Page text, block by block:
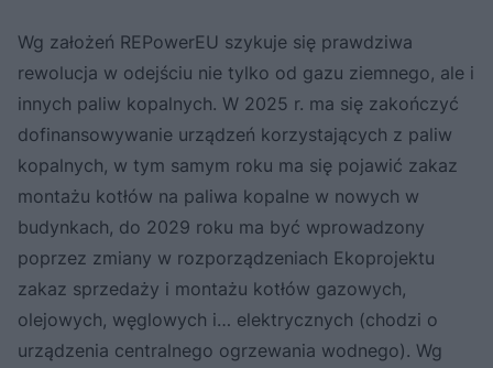
Wg założeń REPowerEU szykuje się prawdziwa
rewolucja w odejściu nie tylko od gazu ziemnego, ale i
innych paliw kopalnych. W 2025 r. ma się zakończyć
dofinansowywanie urządzeń korzystających z paliw
kopalnych, w tym samym roku ma się pojawić zakaz
montażu kotłów na paliwa kopalne w nowych w
budynkach, do 2029 roku ma być wprowadzony
poprzez zmiany w rozporządzeniach Ekoprojektu
zakaz sprzedaży i montażu kotłów gazowych,
olejowych, węglowych i… elektrycznych (chodzi o
urządzenia centralnego ogrzewania wodnego). Wg